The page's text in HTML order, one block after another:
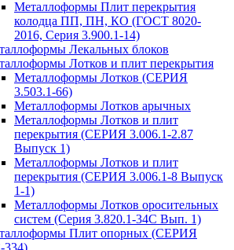
Металлоформы Плит перекрытия
колодца ПП, ПН, КО (ГОСТ 8020-
2016, Серия 3.900.1-14)
Лекальных блоков
Лотков и плит перекрытия
Металлоформы Лотков (СЕРИЯ
3.503.1-66)
Металлоформы Лотков арычных
Металлоформы Лотков и плит
перекрытия (СЕРИЯ 3.006.1-2.87
Выпуск 1)
Металлоформы Лотков и плит
перекрытия (СЕРИЯ 3.006.1-8 Выпуск
1-1)
Металлоформы Лотков оросительных
систем (Серия 3.820.1-34С Вып. 1)
Плит опорных (СЕРИЯ